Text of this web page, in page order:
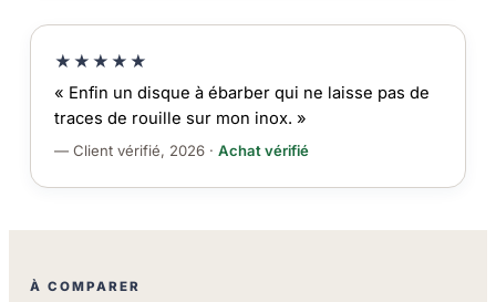
★★★★★
« Enfin un disque à ébarber qui ne laisse pas de
traces de rouille sur mon inox. »
— Client vérifié, 2026 · Achat vérifié
À COMPARER